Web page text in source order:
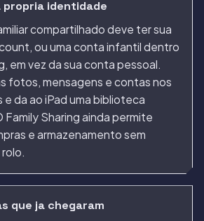
propria identidade
compartilhado deve ter sua
ou uma conta infantil dentro
em vez da sua conta pessoal.
fotos, mensagens e contas nos
da ao iPad uma biblioteca
Family Sharing ainda permite
e armazenamento sem
que ja chegaram